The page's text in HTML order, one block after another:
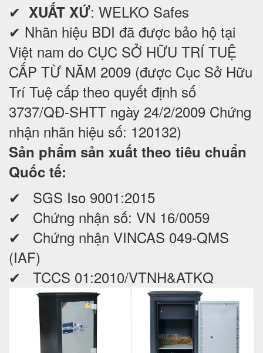
✔ XUẤT XỨ: WELKO Safes
✔ Nhãn hiệu BDI đã được bảo hộ tại
Việt nam do CỤC SỞ HỮU TRÍ TUỆ
CẤP TỪ NĂM 2009 (được Cục Sở Hữu
Trí Tuệ cấp theo quyết định số
3737/QĐ-SHTT ngày 24/2/2009 Chứng
nhận nhãn hiệu số: 120132)
Sản phẩm sản xuất theo tiêu chuẩn
Quốc tế:
✔ SGS Iso 9001:2015
✔ Chứng nhận số: VN 16/0059
✔ Chứng nhận VINCAS 049-QMS
(IAF)
✔ TCCS 01:2010/VTNH&ATKQ